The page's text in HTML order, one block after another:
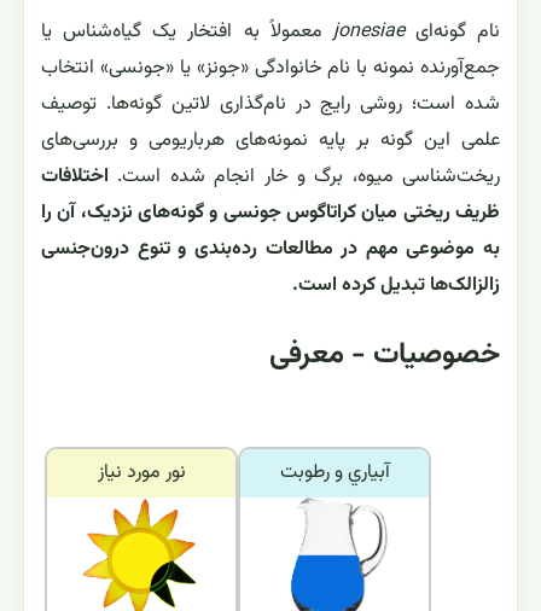
نام گونه‌ایjonesiaeمعمولاً به افتخار یک گیاه‌شناس یا
جمع‌آورنده نمونه با نام خانوادگی «جونز» یا «جونسی» انتخاب
شده است؛ روشی رایج در نام‌گذاری لاتین گونه‌ها. توصیف
علمی این گونه بر پایه نمونه‌های هرباریومی و بررسی‌های
ریخت‌شناسی میوه، برگ و خار انجام شده است. اختلافات
ظریف ریختی میان کراتاگوس جونسی و گونه‌های نزدیک، آن را
به موضوعی مهم در مطالعات رده‌بندی و تنوع درون‌جنسی
زالزالک‌ها تبدیل کرده است.
خصوصیات - معرفی
نور مورد نياز آبياري و رطوبت